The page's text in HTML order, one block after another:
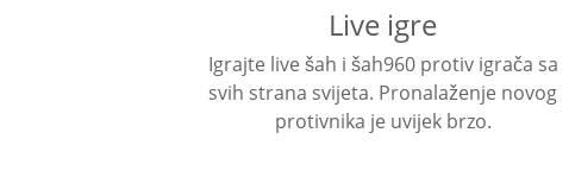
Live igre
Igrajte live šah i šah960 protiv igrača sa
svih strana svijeta. Pronalaženje novog
protivnika je uvijek brzo.